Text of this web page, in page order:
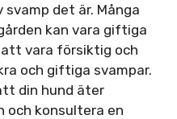
det är. Många
kan vara giftiga
vara försiktig och
och giftiga svampar.
din hund äter
och konsultera en